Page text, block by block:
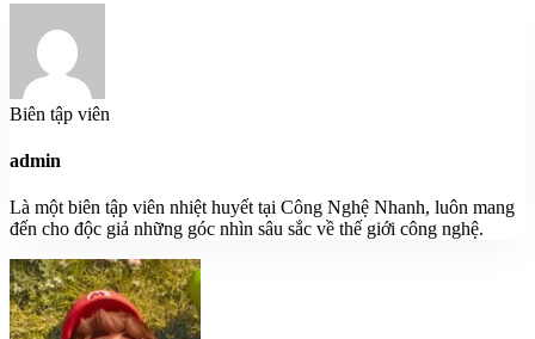
Biên tập viên
admin
Là một biên tập viên nhiệt huyết tại Công Nghệ Nhanh, luôn mang
đến cho độc giả những góc nhìn sâu sắc về thế giới công nghệ.